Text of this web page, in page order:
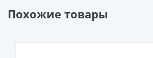
Похожие товары